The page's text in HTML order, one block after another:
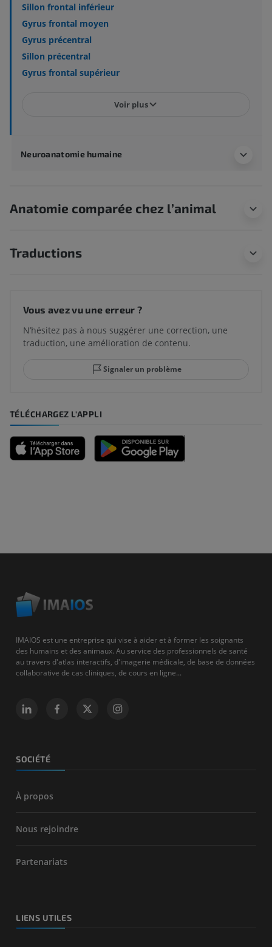
Sillon frontal inférieur
Gyrus frontal moyen
Gyrus précentral
Sillon précentral
Gyrus frontal supérieur
Voir plus
Neuroanatomie humaine
Anatomie comparée chez l’animal
Traductions
Vous avez vu une erreur ?
N’hésitez pas à nous suggérer une correction, une
traduction, une amélioration de contenu.
Signaler un problème
TÉLÉCHARGEZ L'APPLI
IMAIOS est une entreprise qui vise à aider et à former les soignants
des humains et des animaux. Au service des professionnels de santé
au travers d'atlas interactifs, d'imagerie médicale, de base de données
collaborative de cas cliniques, de cours en ligne...
SOCIÉTÉ
À propos
Nous rejoindre
Partenariats
LIENS UTILES